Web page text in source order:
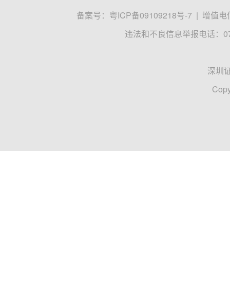
备案号： 粤ICP备09109218号-7 | 增值电
违法和不良信息举报电话：
深圳